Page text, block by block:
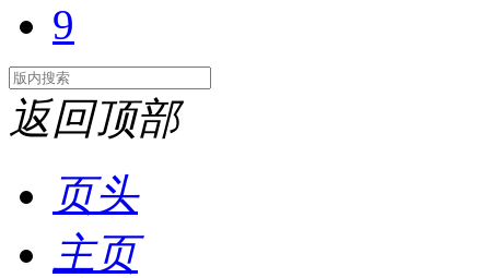
9
返回顶部
页头
主页